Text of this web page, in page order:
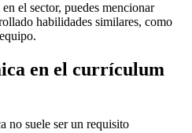
el sector, puedes mencionar
habilidades similares, como
en el currículum
no suele ser un requisito